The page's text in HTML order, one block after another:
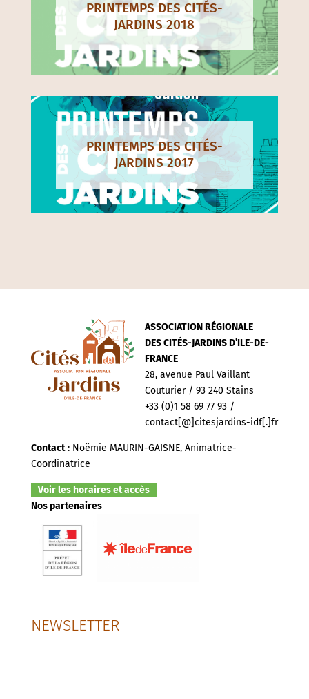
PRINTEMPS DES CITÉS-
JARDINS 2018
PRINTEMPS DES CITÉS-
JARDINS 2017
ASSOCIATION RÉGIONALE
DES CITÉS-JARDINS D’ILE-DE-
FRANCE
28, avenue Paul Vaillant
Couturier / 93 240 Stains
+33 (0)1 58 69 77 93 /
contact[@]citesjardins-idf[.]fr
Contact: Noëmie MAURIN-GAISNE, Animatrice-
Coordinatrice
Voir les horaires et accès
Nos partenaires
NEWSLETTER